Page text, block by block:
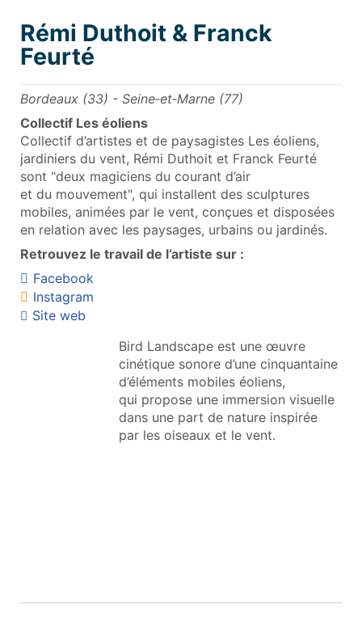
Rémi Duthoit & Franck
Feurté
Bordeaux (33) - Seine‑et‑Marne (77)
Collectif Les éoliens
Collectif d’artistes et de paysagistes Les éoliens,
jardiniers du vent, Rémi Duthoit et Franck Feurté
sont "deux magiciens du courant d’air
et du mouvement", qui installent des sculptures
mobiles, animées par le vent, conçues et disposées
en relation avec les paysages, urbains ou jardinés.
Retrouvez le travail de l’artiste sur :
Facebook
Instagram
Site web
Bird Landscape est une œuvre
cinétique sonore d’une cinquantaine
d’éléments mobiles éoliens,
qui propose une immersion visuelle
dans une part de nature inspirée
par les oiseaux et le vent.